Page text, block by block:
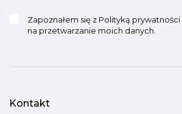
Zapoznałem się z Polityką prywatności
na przetwarzanie moich danych.
Kontakt